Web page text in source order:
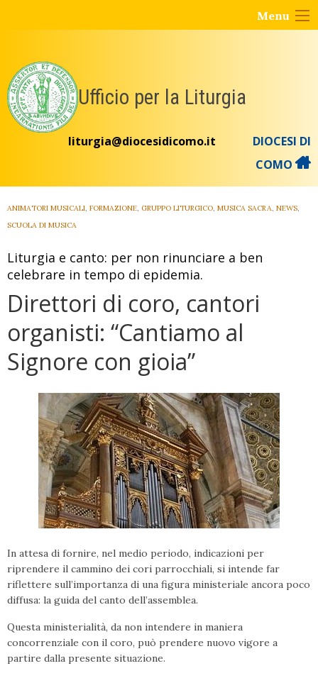
Menu
Ufficio per la Liturgia
liturgia@diocesidicomo.it
DIOCESI DI
COMO
ANIMATORI MUSICALI, FORMAZIONE, GRUPPO LITURGICO, MUSICA SACRA, NEWS,
SCUOLA DI MUSICA
Liturgia e canto: per non rinunciare a ben
celebrare in tempo di epidemia.
Direttori di coro, cantori
organisti: “Cantiamo al
Signore con gioia”
In attesa di fornire, nel medio periodo, indicazioni per
riprendere il cammino dei cori parrocchiali, si intende far
riflettere sull’importanza di una figura ministeriale ancora poco
diffusa: la guida del canto dell’assemblea.
Questa ministerialità, da non intendere in maniera
concorrenziale con il coro, può prendere nuovo vigore a
partire dalla presente situazione.